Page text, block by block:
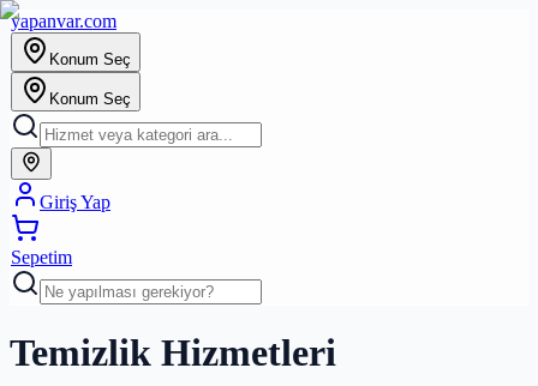
yapanvar.com
Konum Seç
Konum Seç
Giriş Yap
Sepetim
Temizlik Hizmetleri